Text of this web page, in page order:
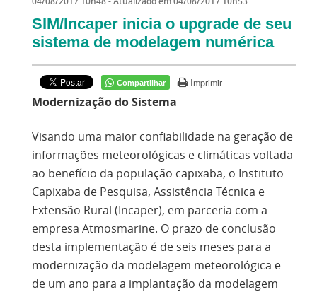
SIM/Incaper inicia o upgrade de seu
sistema de modelagem numérica
Compartilhar Imprimir
Modernização do Sistema
Visando uma maior confiabilidade na geração de
informações meteorológicas e climáticas voltada
ao benefício da população capixaba, o Instituto
Capixaba de Pesquisa, Assistência Técnica e
Extensão Rural (Incaper), em parceria com a
empresa Atmosmarine. O prazo de conclusão
desta implementação é de seis meses para a
modernização da modelagem meteorológica e
de um ano para a implantação da modelagem